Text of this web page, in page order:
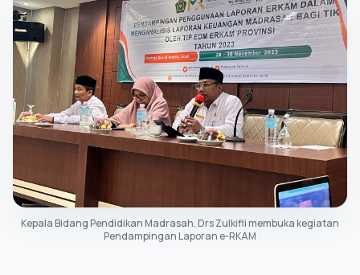
Kepala Bidang Pendidikan Madrasah, Drs Zulkifli membuka kegiatan
Pendampingan Laporan e-RKAM